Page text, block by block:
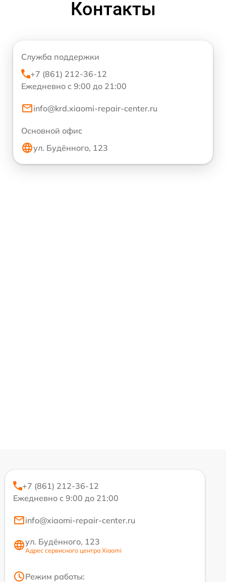
Контакты
Служба поддержки
+7 (861) 212-36-12
Ежедневно с 9:00 до 21:00
info@krd.xiaomi-repair-center.ru
Основной офис
ул. Будённого, 123
+7 (861) 212-36-12
Ежедневно с 9:00 до 21:00
info@xiaomi-repair-center.ru
ул. Будённого, 123
Адрес сервисного центра Xiaomi
Режим работы: